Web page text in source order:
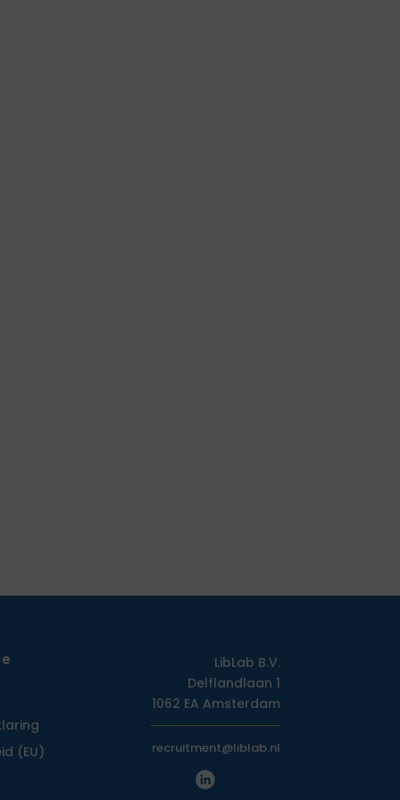
(EU)
LibLab B.V.
Delflandlaan 1
1062 EA Amsterdam
recruitment@liblab.nl